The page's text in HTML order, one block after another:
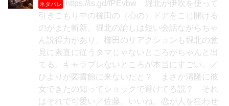
ネタバレ
https://is.gd/fPEvbw 堀北が伊吹を使って
引きこもり中の櫛田の（心の）ドアをこじ開ける
のがまた斬新。堀北の諭しは短い会話ながらちゃ
ん説得力があり、櫛田のリアクションも堀北の意
見に素直に従うタマじゃないところがちゃんと出
てる。キャラブレないところが本当にすごい。／
ひよりが図書館に来ないだと？ まさか清隆に彼
女できたの知ってショックで避けてる説？ それ
はそれで可愛い／佐藤、いいね。恋が人を狂わせ